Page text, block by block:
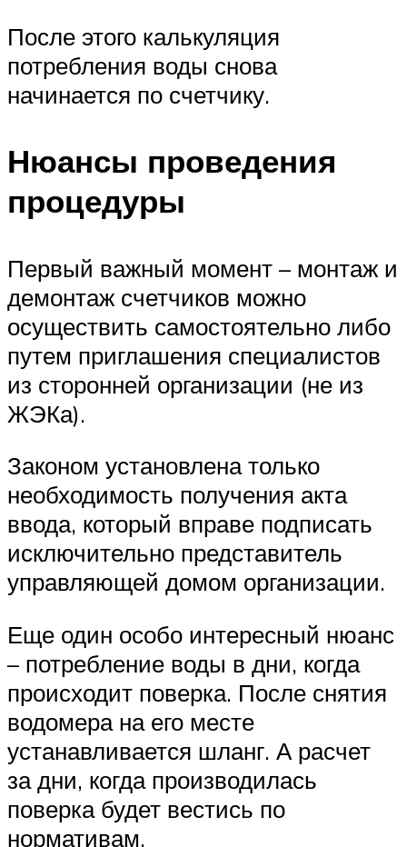
После этого калькуляция
потребления воды снова
начинается по счетчику.
Нюансы проведения
процедуры
Первый важный момент – монтаж и
демонтаж счетчиков можно
осуществить самостоятельно либо
путем приглашения специалистов
из сторонней организации (не из
ЖЭКа).
Законом установлена только
необходимость получения акта
ввода, который вправе подписать
исключительно представитель
управляющей домом организации.
Еще один особо интересный нюанс
– потребление воды в дни, когда
происходит поверка. После снятия
водомера на его месте
устанавливается шланг. А расчет
за дни, когда производилась
поверка будет вестись по
нормативам.